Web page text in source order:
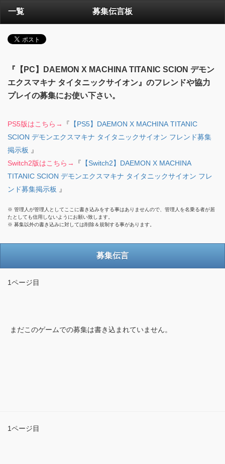
一覧 募集伝言板
『【PC】DAEMON X MACHINA TITANIC SCION デモン
エクスマキナ タイタニックサイオン』のフレンドや協力
プレイの募集にお使い下さい。
PS5版はこちら→ 『 【PS5】DAEMON X MACHINA TITANIC
SCION デモンエクスマキナ タイタニックサイオン フレンド募集
掲示板 』
Switch2版はこちら→
『 【Switch2】DAEMON X MACHINA
TITANIC SCION デモンエクスマキナ タイタニックサイオン フレ
ンド募集掲示板 』
※ 管理人が管理人としてここに書き込みをする事はありませんので、管理人を名乗る者が居
たとしても信用しないようにお願い致します。
※ 募集以外の書き込みに対しては削除＆規制する事があります。
募集伝言
1ページ目
まだこのゲームでの募集は書き込まれていません。
1ページ目